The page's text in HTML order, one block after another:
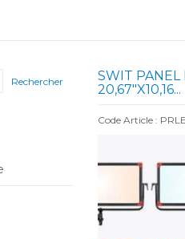
SWIT PANEL
20,67″X10,16...
Code Article :